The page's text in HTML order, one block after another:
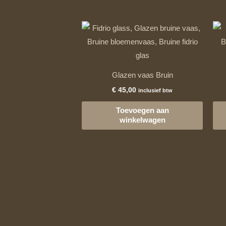
Glazen vaas Bruin
€ 45,00 inclusief btw
Toevoegen aan
winkelwagen